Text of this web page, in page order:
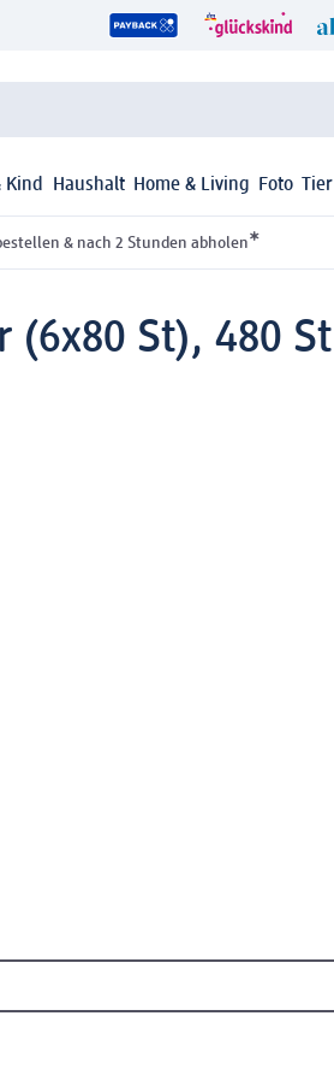
Kind Haushalt Home & Living Foto Tier
& nach 2 Stunden abholen*
(6x80 St), 480 St